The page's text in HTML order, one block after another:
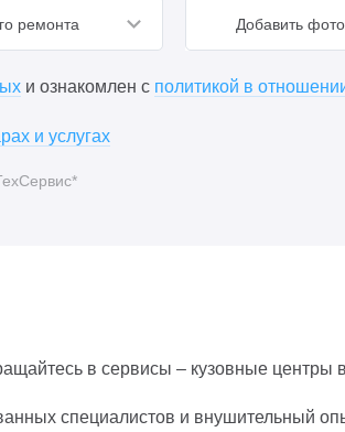
ремонта Добавить
и ознакомлен с политикой в
и услугах
в сервисы – кузовные центры
специалистов и внушительный